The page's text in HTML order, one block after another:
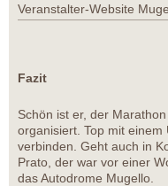
Veranstalter-Website
Fazit
Schön ist er, der
organisiert. Top mit einem
verbinden. Geht auch in
Prato, der war vor einer
das Autodrome Mugello.